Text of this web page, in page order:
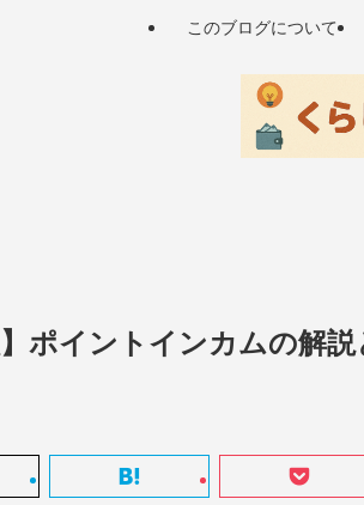
このブログについて
】ポイントインカムの解